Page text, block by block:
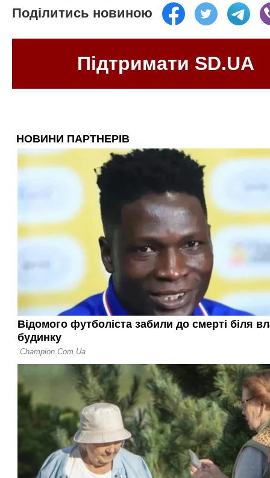
Поділитись новиною
Підтримати SD.UA